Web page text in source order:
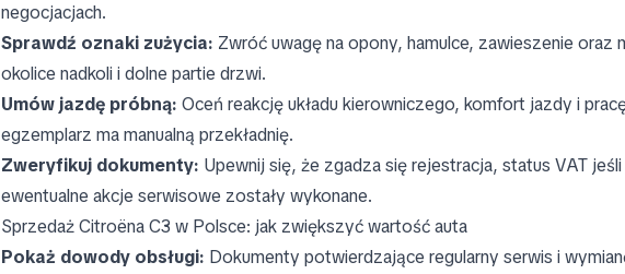
negocjacjach.
Sprawdź oznaki zużycia: Zwróć uwagę na opony, hamulce, zawieszenie oraz
okolice nadkoli i dolne partie drzwi.
Umów jazdę próbną: Oceń reakcję układu kierowniczego, komfort jazdy i
egzemplarz ma manualną przekładnię.
Zweryfikuj dokumenty: Upewnij się, że zgadza się rejestracja, status VAT
ewentualne akcje serwisowe zostały wykonane.
Sprzedaż Citroëna C3 w Polsce: jak zwiększyć wartość auta
Pokaż dowody obsługi: Dokumenty potwierdzające regularny serwis i